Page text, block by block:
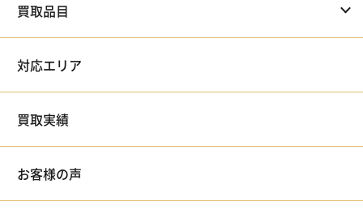
買取品目
対応エリア
買取実績
お客様の声